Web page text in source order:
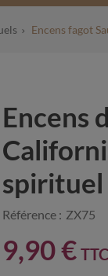
Encens fagot
Encens
spirituel
Référence : ZX75
9,90 € TTC